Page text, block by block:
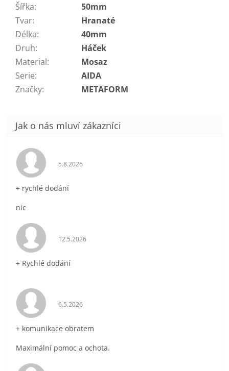
Šířka:
50mm
Tvar:
Hranaté
Délka:
40mm
Druh:
Háček
Material:
Mosaz
Serie:
AIDA
Značky: METAFORM
Hodnocení obchodu je 5 z 5 hvězdiček.
5.8.2026
+ rychlé dodání
nic
Hodnocení obchodu je 5 z 5 hvězdiček.
12.5.2026
+ Rychlé dodání
Hodnocení obchodu je 5 z 5 hvězdiček.
6.5.2026
+ komunikace obratem
Maximální pomoc a ochota.